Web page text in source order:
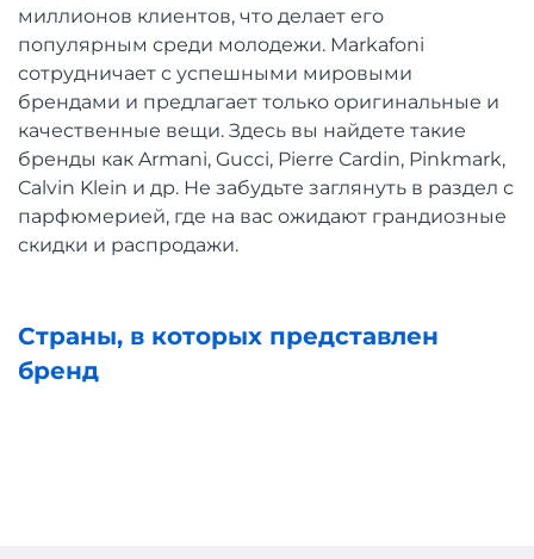
миллионов клиентов, что делает его
популярным среди молодежи. Markafoni
сотрудничает с успешными мировыми
брендами и предлагает только оригинальные и
качественные вещи. Здесь вы найдете такие
бренды как Armani, Gucci, Pierre Cardin, Pinkmark,
Calvin Klein и др. Не забудьте заглянуть в раздел с
парфюмерией, где на вас ожидают грандиозные
скидки и распродажи.
Страны, в которых представлен
бренд